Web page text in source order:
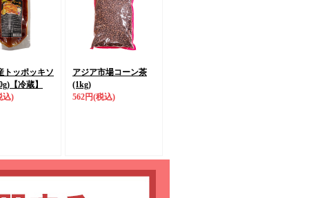
トッポッキソ
【冷蔵】
込)
アジア市場コーン茶
(1kg)
562円(税込)